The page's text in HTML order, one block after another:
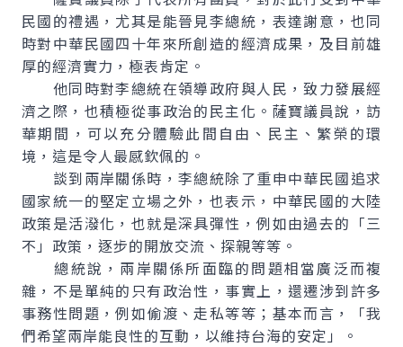
民國的禮遇，尤其是能晉見李總統，表達謝意，也同
時對中華民國四十年來所創造的經濟成果，及目前雄
厚的經濟實力，極表肯定。
他同時對李總統在領導政府與人民，致力發展經
濟之際，也積極從事政治的民主化。薩寶議員說，訪
華期間，可以充分體驗此間自由、民主、繁榮的環
境，這是令人最感欽佩的。
談到兩岸關係時，李總統除了重申中華民國追求
國家統一的堅定立場之外，也表示，中華民國的大陸
政策是活潑化，也就是深具彈性，例如由過去的「三
不」政策，逐步的開放交流、探親等等。
總統說，兩岸關係所面臨的問題相當廣泛而複
雜，不是單純的只有政治性，事實上，還遷涉到許多
事務性問題，例如偷渡、走私等等；基本而言，「我
們希望兩岸能良性的互動，以維持台海的安定」。